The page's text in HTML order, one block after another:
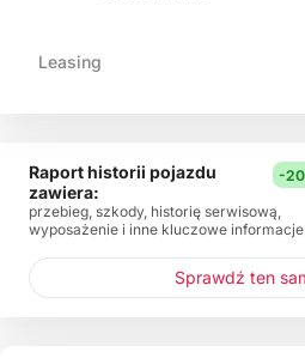
Leasing
Raport historii pojazdu
zawiera:
-
przebieg, szkody, historię serwisową,
wyposażenie i inne kluczowe
Sprawdź ten